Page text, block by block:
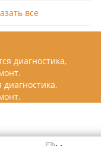
все
диагностика,